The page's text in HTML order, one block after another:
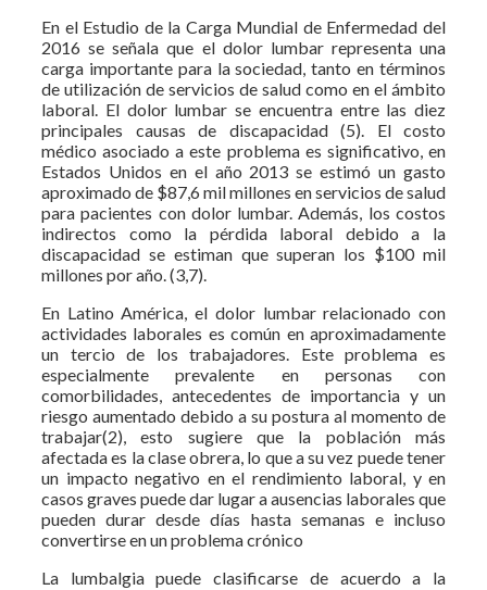
En el Estudio de la Carga Mundial de Enfermedad del
2016 se señala que el dolor lumbar representa una
carga importante para la sociedad, tanto en términos
de utilización de servicios de salud como en el ámbito
laboral. El dolor lumbar se encuentra entre las diez
principales causas de discapacidad (5). El costo
médico asociado a este problema es significativo, en
Estados Unidos en el año 2013 se estimó un gasto
aproximado de $87,6 mil millones en servicios de salud
para pacientes con dolor lumbar. Además, los costos
indirectos como la pérdida laboral debido a la
discapacidad se estiman que superan los $100 mil
millones por año. (3,7).
En Latino América, el dolor lumbar relacionado con
actividades laborales es común en aproximadamente
un tercio de los trabajadores. Este problema es
especialmente prevalente en personas con
comorbilidades, antecedentes de importancia y un
riesgo aumentado debido a su postura al momento de
trabajar(2), esto sugiere que la población más
afectada es la clase obrera, lo que a su vez puede tener
un impacto negativo en el rendimiento laboral, y en
casos graves puede dar lugar a ausencias laborales que
pueden durar desde días hasta semanas e incluso
convertirse en un problema crónico
La lumbalgia puede clasificarse de acuerdo a la